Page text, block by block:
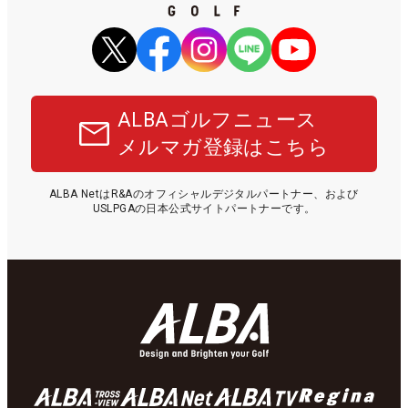
ALBAゴルフニュース
メルマガ登録はこちら
ALBA NetはR&Aのオフィシャルデジタルパートナー、および
USLPGAの日本公式サイトパートナーです。